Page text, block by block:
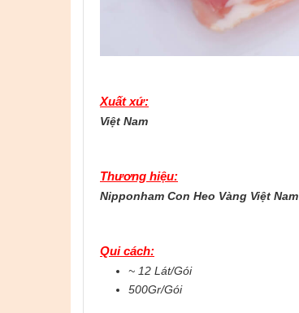
Xuất xứ:
Việt Nam
Thương hiệu:
Nipponham Con Heo Vàng Việt Nam
Qui cách:
~ 12 Lát/Gói
500Gr/Gói